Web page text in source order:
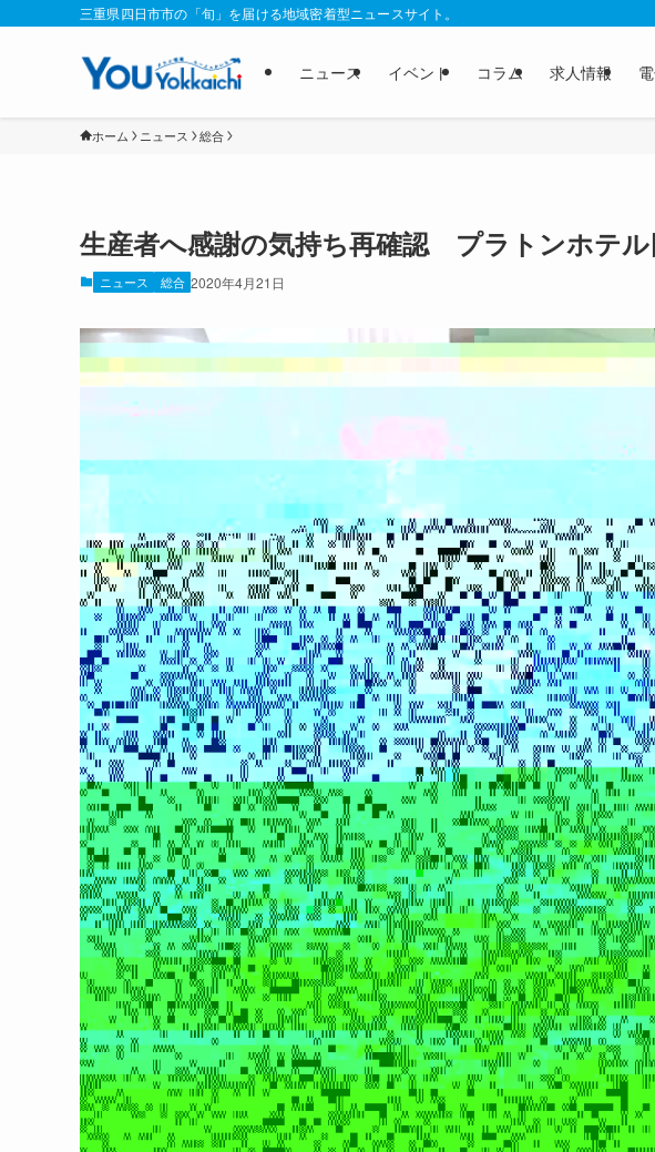
三重県四日市市の「旬」を届ける地域密着型ニュースサイト。
ニュース イベント コラム 求人情報
ホーム ニュース 総合
生産者へ感謝の気持ち再確認 プラトンホテル
ニュース 総合 2020年4月21日